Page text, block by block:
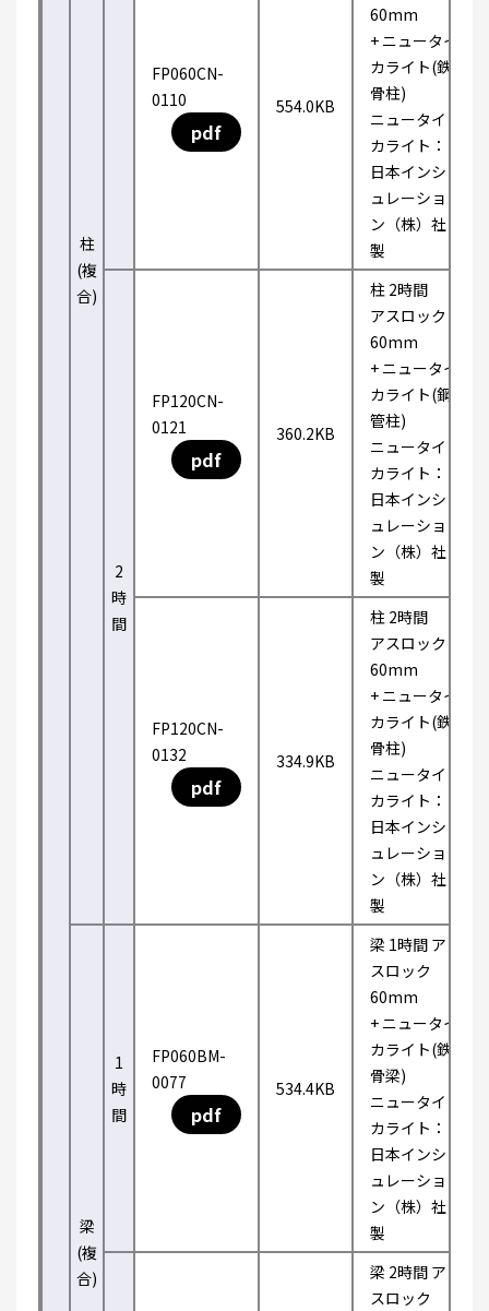
柱
(複
合)
FP060CN-
0110
pdf
554.0KB
60mm
+ ニュータイ
カライト(鉄
骨柱)
ニュータイ
カライト：
日本インシ
ュレーショ
ン（株）社
製
2
時
間
FP120CN-
0121
pdf
360.2KB
柱 2時間
アスロック
60mm
+ ニュータイ
カライト(鋼
管柱)
ニュータイ
カライト：
日本インシ
ュレーショ
ン（株）社
製
FP120CN-
0132
pdf
334.9KB
柱 2時間
アスロック
60mm
+ ニュータイ
カライト(鉄
骨柱)
ニュータイ
カライト：
日本インシ
ュレーショ
ン（株）社
製
梁
(複
合)
1
時
間
FP060BM-
0077
pdf
534.4KB
梁 1時間 ア
スロック
60mm
+ ニュータイ
カライト(鉄
骨梁)
ニュータイ
カライト：
日本インシ
ュレーショ
ン（株）社
製
梁 2時間 ア
スロック